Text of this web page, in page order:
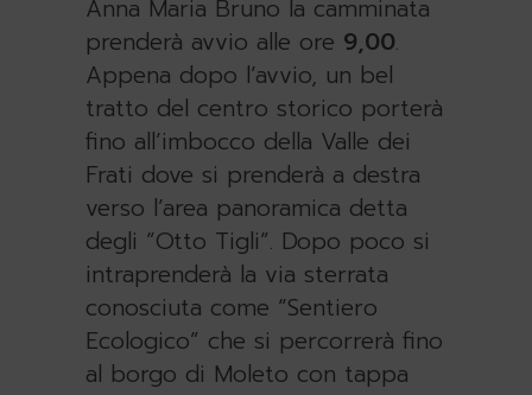
Anna Maria Bruno la camminata
prenderà avvio alle ore 9,00.
Appena dopo l’avvio, un bel
tratto del centro storico porterà
fino all’imbocco della Valle dei
Frati dove si prenderà a destra
verso l’area panoramica detta
degli ”Otto Tigli”. Dopo poco si
intraprenderà la via sterrata
conosciuta come “Sentiero
Ecologico” che si percorrerà fino
al borgo di Moleto con tappa